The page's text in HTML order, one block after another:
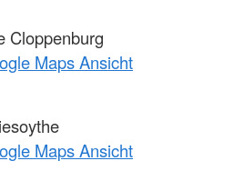
Cloppenburg
Maps Ansicht
Maps Ansicht